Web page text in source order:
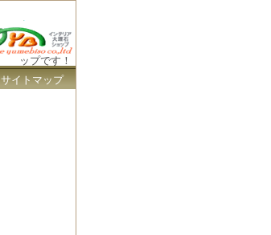
ップです！
サイトマップ